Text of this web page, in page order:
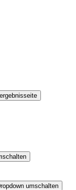
umschalten